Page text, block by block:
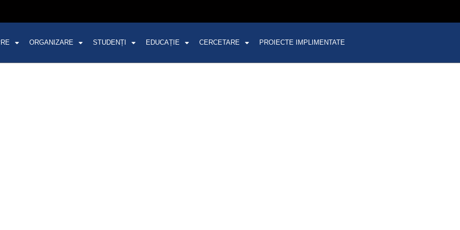
ORGANIZARE STUDENȚI EDUCAȚIE CERCETARE PROIECTE IMPLIMENTATE